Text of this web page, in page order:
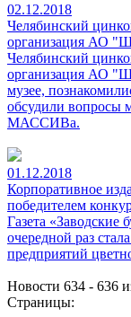
02.12.2018
Челябинский
организация АО
Челябинский
организация АО
музее,
обсудили вопросы
МАССИВа.
01.12.2018
Корпоративное
победителем
Газета «Заводские
очередной раз
предприятий
Новости 634 - 636
Страницы: